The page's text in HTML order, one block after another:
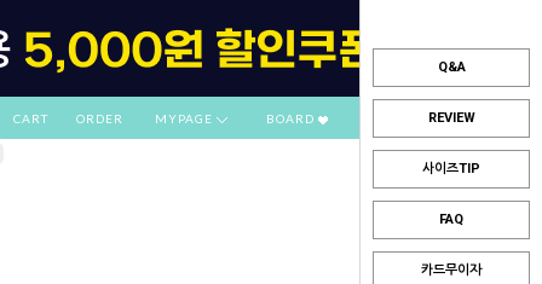
Q&A
REVIEW
사이즈TIP
FAQ
카드무이자
CART ORDER MYPAGE BOARD